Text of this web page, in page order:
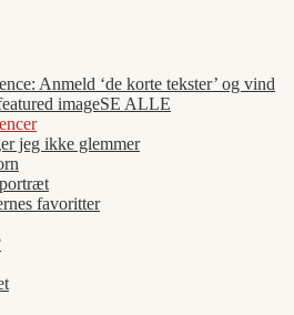
Anmeld ‘de korte tekster’ og vind
SE ALLE
jeg ikke glemmer
favoritter